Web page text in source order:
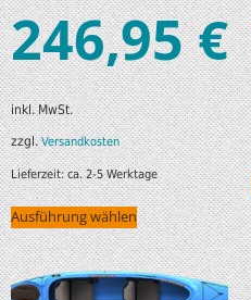
246,95€
inkl. MwSt.
zzgl.Versandkosten
Lieferzeit:ca. 2-5 Werktage
Ausführung wählen